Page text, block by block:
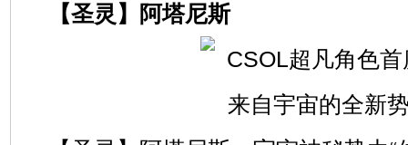
【圣灵】阿塔尼斯